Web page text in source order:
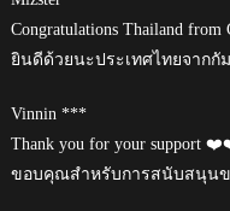
Congratulations Thailand from
ยินดีด้วยนะประเทศไทยจากกัม
Vinnin ***
Thank you for your support
ขอบคุณสำหรับการสนับสนุ